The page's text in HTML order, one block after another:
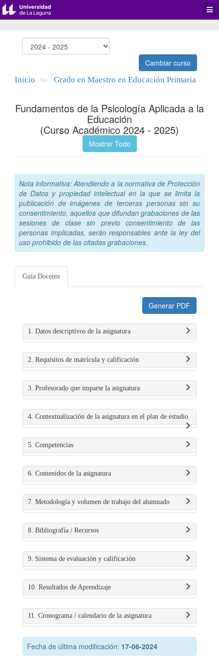
Cambiar curso
Inicio >> Grado en Maestro en Educación Primaria
Fundamentos de la Psicología Aplicada a la
Educación
(Curso Académico 2024 - 2025)
Mostrar Todo
Nota informativa: Atendiendo a la normativa de Protección
de Datos y propiedad intelectual en la que se limita la
publicación de imágenes de terceras personas sin su
consentimiento, aquellos que difundan grabaciones de las
sesiones de clase sin previo consentimiento de las
personas implicadas, serán responsables ante la ley del
uso prohibido de las citadas grabaciones.
Guía Docente
Generar PDF
1. Datos descriptivos de la asignatura
2. Requisitos de matrícula y calificación
3. Profesorado que imparte la asignatura
4. Contextualización de la asignatura en el plan de estudio
5. Competencias
6. Contenidos de la asignatura
7. Metodología y volumen de trabajo del alumnado
8. Bibliografía / Recursos
9. Sistema de evaluación y calificación
10. Resultados de Aprendizaje
11. Cronograma / calendario de la asignatura
Fecha de última modificación: 17-06-2024